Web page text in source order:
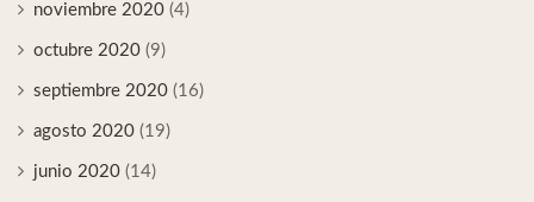
noviembre 2020 (4)
octubre 2020 (9)
septiembre 2020 (16)
agosto 2020 (19)
junio 2020 (14)